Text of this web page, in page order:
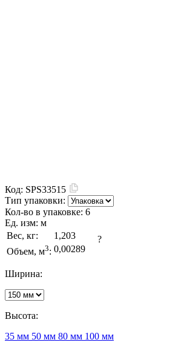
Код: SPS33515
Тип упаковки:
Кол-во в упаковке: 6
Ед. изм: м
Вес, кг:
1,203
Объем, м3: 0,00289
?
Ширина:
Высота:
35 мм 50 мм 80 мм 100 мм